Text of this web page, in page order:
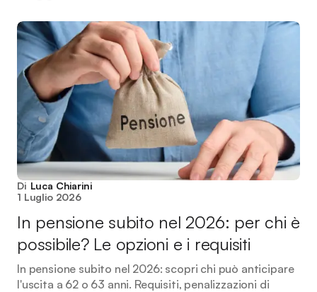
Di Luca Chiarini
1 Luglio 2026
In pensione subito nel 2026: per chi è
possibile? Le opzioni e i requisiti
In pensione subito nel 2026: scopri chi può anticipare
l'uscita a 62 o 63 anni. Requisiti, penalizzazioni di